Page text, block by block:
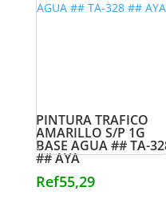
PINTURA TRAFICO
AMARILLO S/P 1G
BASE AGUA ## TA-
## AYA
Ref55,29